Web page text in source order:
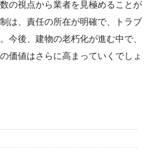
の視点から業者を見極めることが
は、責任の所在が明確で、トラブ
今後、建物の老朽化が進む中で、
価値はさらに高まっていくでしょ